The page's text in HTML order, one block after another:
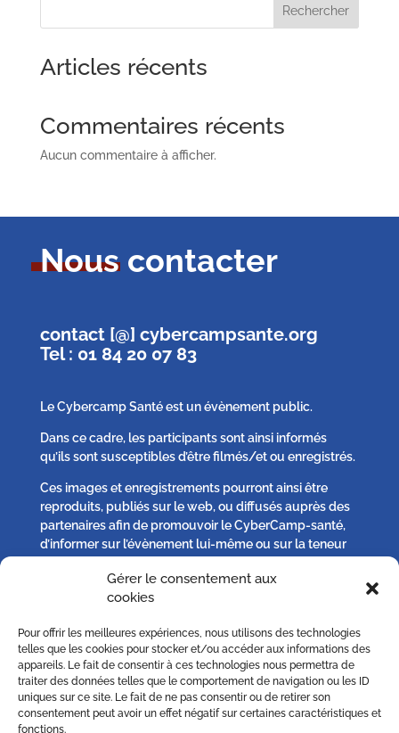
Gérer le consentement aux
cookies
Pour offrir les meilleures expériences, nous utilisons des technologies
telles que les cookies pour stocker et/ou accéder aux informations des
appareils. Le fait de consentir à ces technologies nous permettra de
traiter des données telles que le comportement de navigation ou les ID
uniques sur ce site. Le fait de ne pas consentir ou de retirer son
consentement peut avoir un effet négatif sur certaines caractéristiques et
fonctions.
Rechercher
Articles récents
Commentaires récents
Aucun commentaire à afficher.
Nous contacter
contact [@] cybercampsante.org
Tel : 01 84 20 07 83
Le Cybercamp Santé est un évènement public.
Dans ce cadre, les participants sont ainsi informés
qu’ils sont susceptibles d’être filmés/et ou enregistrés.
Ces images et enregistrements pourront ainsi être
reproduits, publiés sur le web, ou diffusés auprès des
partenaires afin de promouvoir le CyberCamp-santé,
d’informer sur l’évènement lui-même ou sur la teneur
Chaque participant peut, s’il l’estime nécessaire :
– solliciter plus d’informations,
– s’opposer à la publication d’un image qu’il jugerait
excéder le droit à l’information ou porterait atteinte au
respect de sa vie privée sur simple demande écrite à
contact [@] cybercampsante.org